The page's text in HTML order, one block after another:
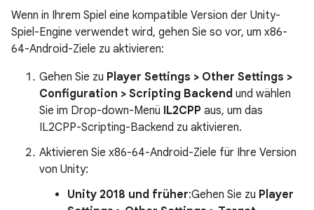
Wenn in Ihrem Spiel eine kompatible Version der Unity-
Spiel-Engine verwendet wird, gehen Sie so vor, um x86-
64-Android-Ziele zu aktivieren:
Gehen Sie zu Player Settings > Other Settings >
Configuration > Scripting Backend und wählen
Sie im Drop-down-Menü IL2CPP aus, um das
IL2CPP-Scripting-Backend zu aktivieren.
Aktivieren Sie x86-64-Android-Ziele für Ihre Version
von Unity:
Unity 2018 und früher:Gehen Sie zu Player